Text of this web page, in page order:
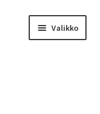
Valikko